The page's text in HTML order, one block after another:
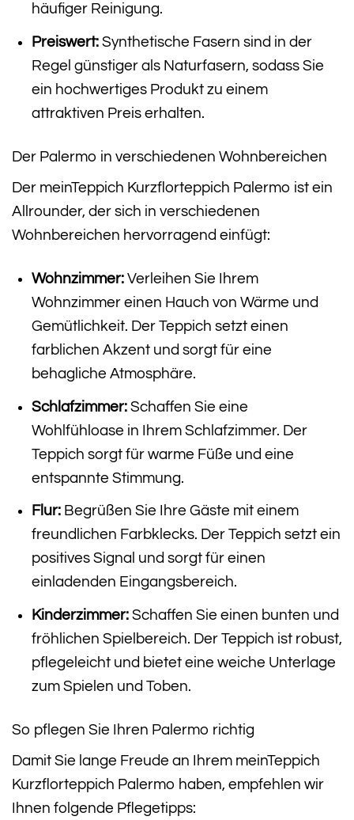
häufiger Reinigung.
Preiswert:Synthetische Fasern sind in der
Regel günstiger als Naturfasern, sodass Sie
ein hochwertiges Produkt zu einem
attraktiven Preis erhalten.
Der Palermo in verschiedenen Wohnbereichen
Der meinTeppich Kurzflorteppich Palermo ist ein
Allrounder, der sich in verschiedenen
Wohnbereichen hervorragend einfügt:
Wohnzimmer:Verleihen Sie Ihrem
Wohnzimmer einen Hauch von Wärme und
Gemütlichkeit. Der Teppich setzt einen
farblichen Akzent und sorgt für eine
behagliche Atmosphäre.
Schlafzimmer:Schaffen Sie eine
Wohlfühloase in Ihrem Schlafzimmer. Der
Teppich sorgt für warme Füße und eine
entspannte Stimmung.
Flur:Begrüßen Sie Ihre Gäste mit einem
freundlichen Farbklecks. Der Teppich setzt ein
positives Signal und sorgt für einen
einladenden Eingangsbereich.
Kinderzimmer:Schaffen Sie einen bunten und
fröhlichen Spielbereich. Der Teppich ist robust,
pflegeleicht und bietet eine weiche Unterlage
zum Spielen und Toben.
So pflegen Sie Ihren Palermo richtig
Damit Sie lange Freude an Ihrem meinTeppich
Kurzflorteppich Palermo haben, empfehlen wir
Ihnen folgende Pflegetipps: